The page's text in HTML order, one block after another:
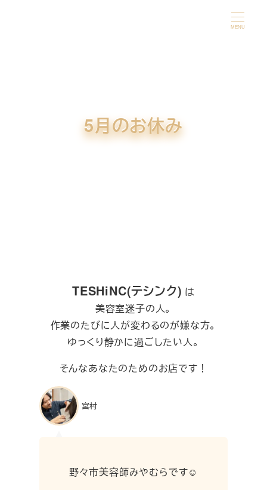
MENU
5月のお休み
TESHiNC(テシンク) は
美容室迷子の人。
作業のたびに人が変わるのが嫌な方。
ゆっくり静かに過ごしたい人。
そんなあなたのためのお店です！
宮村
野々市美容師みやむらです☺︎